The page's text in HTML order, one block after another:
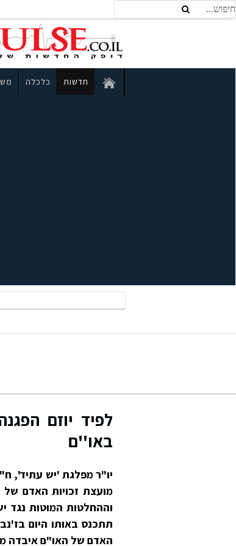
חדשות כלכלה
לפיד יוזם
באו''ם
יו"ר מפלגת 'יש עתיד',
וההחלטות המוטות נגד
תתכנס באותו היום
האדם של האו"ם איבדה